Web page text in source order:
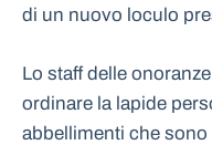
di un nuovo loculo
Lo staff delle
ordinare la lapide
abbellimenti che